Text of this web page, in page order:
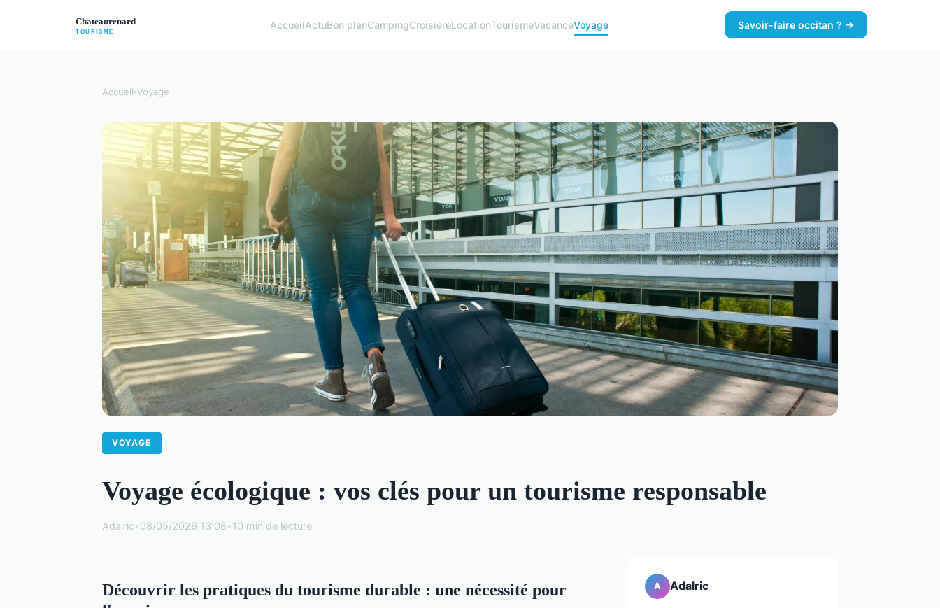
AccueilActuBon planCampingCroisièreLocationTourismeVacanceVoyage Savoir-faire occitan ? →
Accueil›Voyage
VOYAGE
Voyage écologique : vos clés pour un tourisme responsable
Adalric•08/05/2026 13:08•10 min de lecture
Découvrir les pratiques du tourisme durable : une nécessité pour
A Adalric